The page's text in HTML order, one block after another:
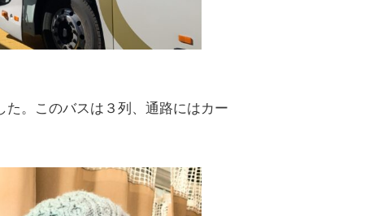
。このバスは３列、通路にはカー